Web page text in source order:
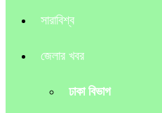
সারাবিশ্ব
জেলার খবর
ঢাকা বিভাগ